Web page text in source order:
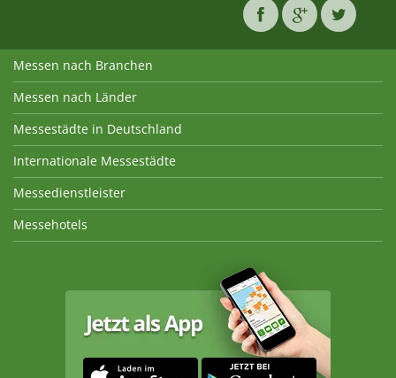
Messen nach Branchen
Messen nach Länder
Messestädte in Deutschland
Internationale Messestädte
Messedienstleister
Messehotels